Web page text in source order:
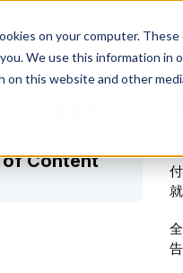
on your computer.
We use this information in
this website and other
of Content